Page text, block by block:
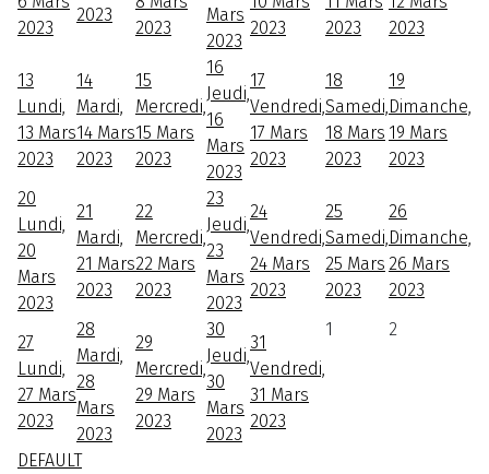
2023
2023
2023
Mars
2023
2023
2023
2023
13
Lundi,
13 Mars
2023
14
Mardi,
14 Mars
2023
15
Mercredi,
15 Mars
2023
16
Jeudi,
16
Mars
2023
17
Vendredi,
17 Mars
2023
18
Samedi,
18 Mars
2023
19
Dimanche,
19 Mars
2023
20
Lundi,
20
Mars
2023
21
Mardi,
21 Mars
2023
22
Mercredi,
22 Mars
2023
23
Jeudi,
23
Mars
2023
24
Vendredi,
24 Mars
2023
25
Samedi,
25 Mars
2023
26
Dimanche,
26 Mars
2023
27
Lundi,
27 Mars
2023
28
Mardi,
28
Mars
2023
29
Mercredi,
29 Mars
2023
30
Jeudi,
30
Mars
2023
31
Vendredi,
31 Mars
2023
1 2
DEFAULT